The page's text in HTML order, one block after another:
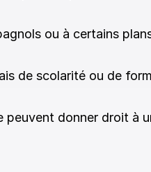
ou à certains
de scolarité ou de
donner droit à